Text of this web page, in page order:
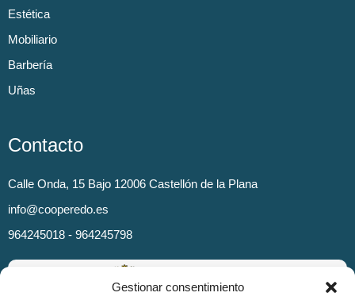
Gestionar consentimiento
Estética
Mobiliario
Barbería
Uñas
Contacto
Calle Onda, 15 Bajo 12006 Castellón de la Plana
info@cooperedo.es
964245018 - 964245798